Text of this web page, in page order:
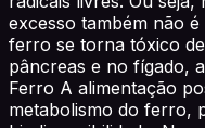
excesso também não
ferro se torna tóxico
pâncreas e no fígado,
Ferro A alimentação
metabolismo do ferro,